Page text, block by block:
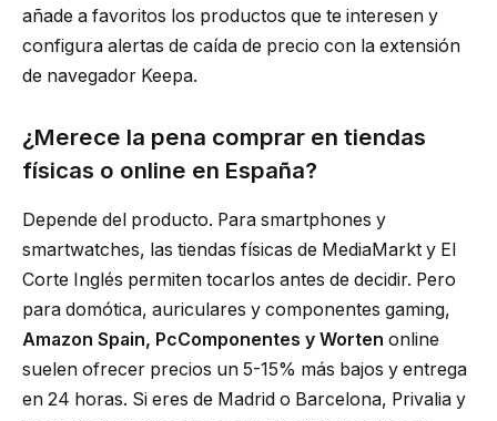
añade a favoritos los productos que te interesen y
configura alertas de caída de precio con la extensión
de navegador Keepa.
¿Merece la pena comprar en tiendas
físicas o online en España?
Depende del producto. Para smartphones y
smartwatches, las tiendas físicas de MediaMarkt y El
Corte Inglés permiten tocarlos antes de decidir. Pero
para domótica, auriculares y componentes gaming,
Amazon Spain, PcComponentes y Worten online
suelen ofrecer precios un 5-15% más bajos y entrega
en 24 horas. Si eres de Madrid o Barcelona, Privalia y